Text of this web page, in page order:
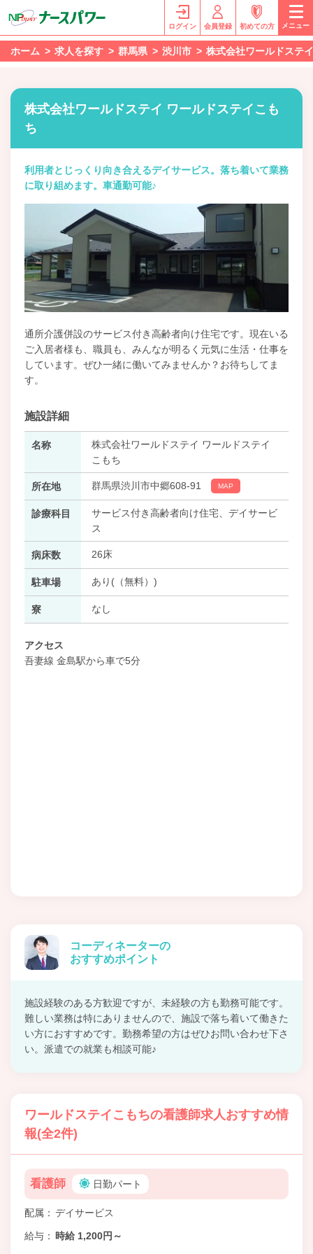
ログイン 会員登録 初めての方 メニュー
ホーム 求人を探す 群馬県 渋川市 株式会社ワールドステ
株式会社ワールドステイ ワールドステイこも
ち
利用者とじっくり向き合えるデイサービス。落ち着いて業務
に取り組めます。車通勤可能♪
通所介護併設のサービス付き高齢者向け住宅です。現在いる
ご入居者様も、職員も、みんなが明るく元気に生活・仕事を
しています。ぜひ一緒に働いてみませんか？お待ちしてま
す。
施設詳細
名称
株式会社ワールドステイ ワールドステイ
こもち
所在地 群馬県渋川市中郷608-91 MAP
診療科目
サービス付き高齢者向け住宅、デイサービ
ス
病床数 26床
駐車場 あり(（無料）)
寮 なし
アクセス
吾妻線 金島駅から車で5分
コーディネーターの
おすすめポイント
施設経験のある方歓迎ですが、未経験の方も勤務可能です。
難しい業務は特にありませんので、施設で落ち着いて働きた
い方におすすめです。勤務希望の方はぜひお問い合わせ下さ
い。派遣での就業も相談可能♪
ワールドステイこもちの看護師求人おすすめ情
報(全2件)
看護師 日勤パート
配属 デイサービス
給与 時給 1,200円～